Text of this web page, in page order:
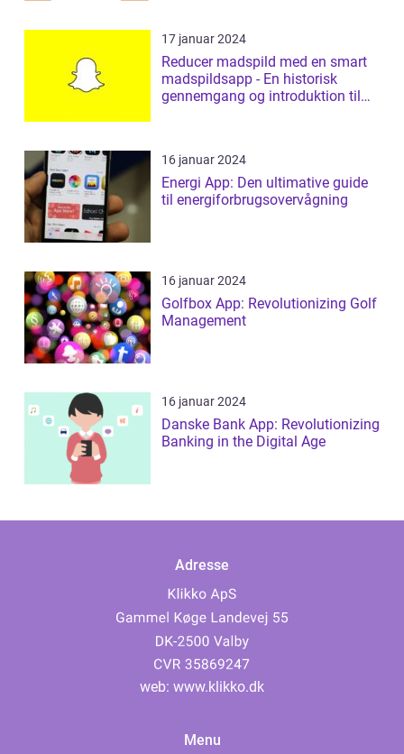
17 januar 2024
Reducer madspild med en smart
madspildsapp - En historisk
gennemgang og introduktion til
16 januar 2024
Energi App: Den ultimative guide
til energiforbrugsovervågning
16 januar 2024
Golfbox App: Revolutionizing Golf
Management
16 januar 2024
Danske Bank App: Revolutionizing
Banking in the Digital Age
Adresse
web: www.klikko.dk
Menu